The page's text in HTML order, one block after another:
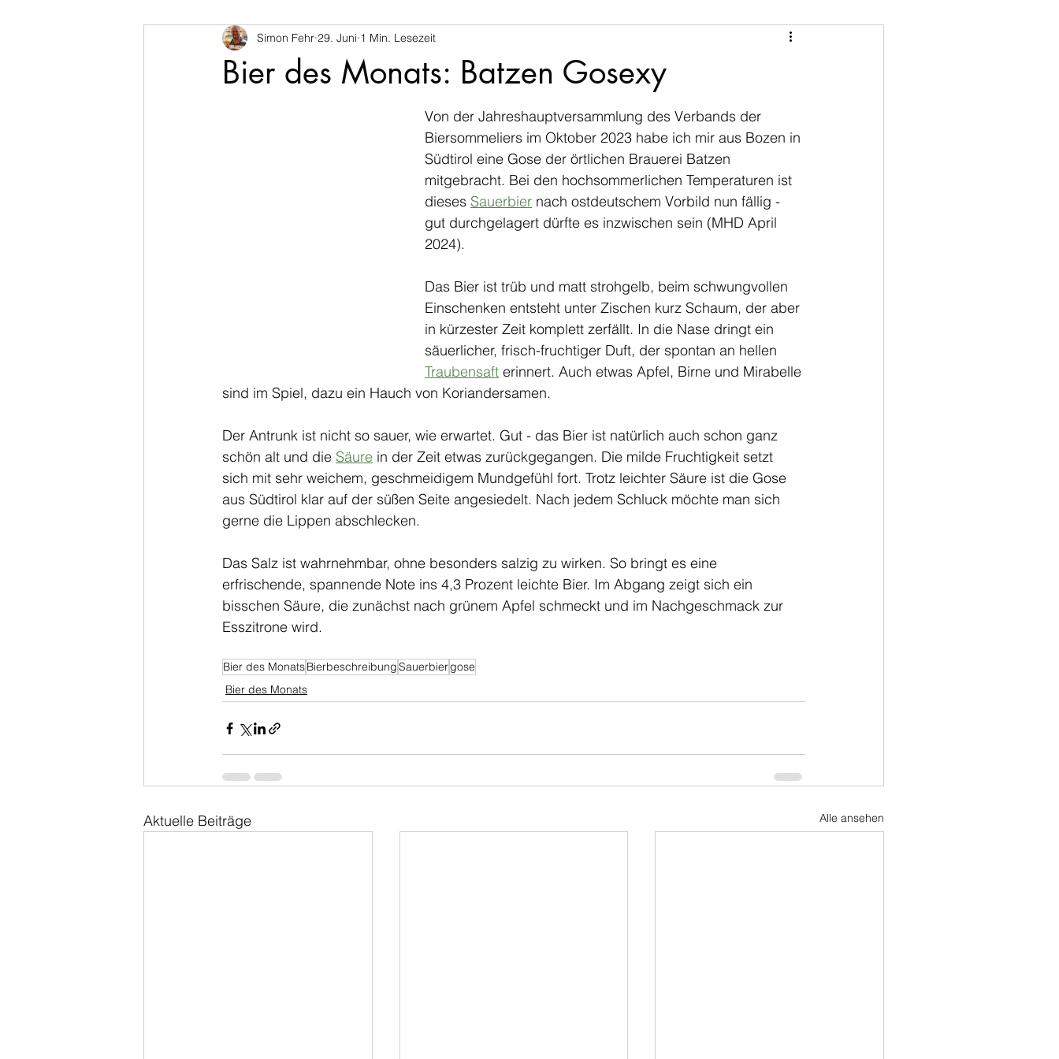
Bier des Monats: Batzen Gosexy
Simon Fehr 29. Juni 1 Min. Lesezeit
Von der Jahreshauptversammlung des Verbands der
Biersommeliers im Oktober 2023 habe ich mir aus Bozen in
Südtirol eine Gose der örtlichen Brauerei Batzen
mitgebracht. Bei den hochsommerlichen Temperaturen ist
dieses Sauerbier nach ostdeutschem Vorbild nun fällig -
gut durchgelagert dürfte es inzwischen sein (MHD April
2024).
Das Bier ist trüb und matt strohgelb, beim schwungvollen
Einschenken entsteht unter Zischen kurz Schaum, der aber
in kürzester Zeit komplett zerfällt. In die Nase dringt ein
säuerlicher, frisch-fruchtiger Duft, der spontan an hellen
Traubensaft erinnert. Auch etwas Apfel, Birne und Mirabelle
sind im Spiel, dazu ein Hauch von Koriandersamen.
Der Antrunk ist nicht so sauer, wie erwartet. Gut - das Bier ist natürlich auch schon ganz
schön alt und die Säure in der Zeit etwas zurückgegangen. Die milde Fruchtigkeit setzt
sich mit sehr weichem, geschmeidigem Mundgefühl fort. Trotz leichter Säure ist die Gose
aus Südtirol klar auf der süßen Seite angesiedelt. Nach jedem Schluck möchte man sich
gerne die Lippen abschlecken.
Das Salz ist wahrnehmbar, ohne besonders salzig zu wirken. So bringt es eine
erfrischende, spannende Note ins 4,3 Prozent leichte Bier. Im Abgang zeigt sich ein
bisschen Säure, die zunächst nach grünem Apfel schmeckt und im Nachgeschmack zur
Esszitrone wird.
Bier des MonatsBierbeschreibungSauerbiergose
Bier des Monats
Aktuelle Beiträge Alle ansehen